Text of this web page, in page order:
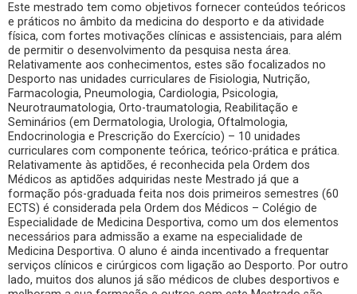
Este mestrado tem como objetivos fornecer conteúdos teóricos
e práticos no âmbito da medicina do desporto e da atividade
física, com fortes motivações clínicas e assistenciais, para além
de permitir o desenvolvimento da pesquisa nesta área.
Relativamente aos conhecimentos, estes são focalizados no
Desporto nas unidades curriculares de Fisiologia, Nutrição,
Farmacologia, Pneumologia, Cardiologia, Psicologia,
Neurotraumatologia, Orto-traumatologia, Reabilitação e
Seminários (em Dermatologia, Urologia, Oftalmologia,
Endocrinologia e Prescrição do Exercício) – 10 unidades
curriculares com componente teórica, teórico-prática e prática.
Relativamente às aptidões, é reconhecida pela Ordem dos
Médicos as aptidões adquiridas neste Mestrado já que a
formação pós-graduada feita nos dois primeiros semestres (60
ECTS) é considerada pela Ordem dos Médicos – Colégio de
Especialidade de Medicina Desportiva, como um dos elementos
necessários para admissão a exame na especialidade de
Medicina Desportiva. O aluno é ainda incentivado a frequentar
serviços clínicos e cirúrgicos com ligação ao Desporto. Por outro
lado, muitos dos alunos já são médicos de clubes desportivos e